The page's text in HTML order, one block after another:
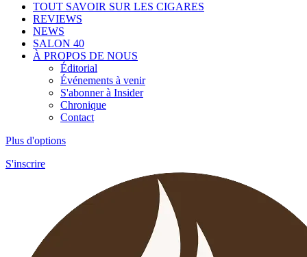
TOUT SAVOIR SUR LES CIGARES
REVIEWS
NEWS
SALON 40
À PROPOS DE NOUS
Éditorial
Événements à venir
S'abonner à Insider
Chronique
Contact
Plus d'options
S'inscrire